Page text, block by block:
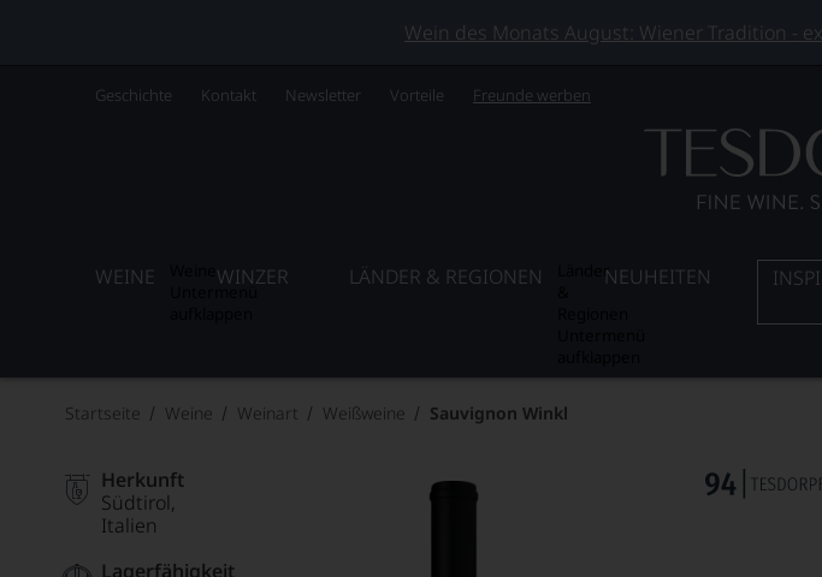
Wein des Monats August: Wiener Tradition -
Geschichte Kontakt Newsletter Vorteile Freunde werben
WEINE WINZER LÄNDER & REGIONEN
LänderNEUHEITEN
Startseite Weine Weinart Weißweine Sauvignon Winkl
Herkunft
Südtirol
Italien
Lagerfähigkeit